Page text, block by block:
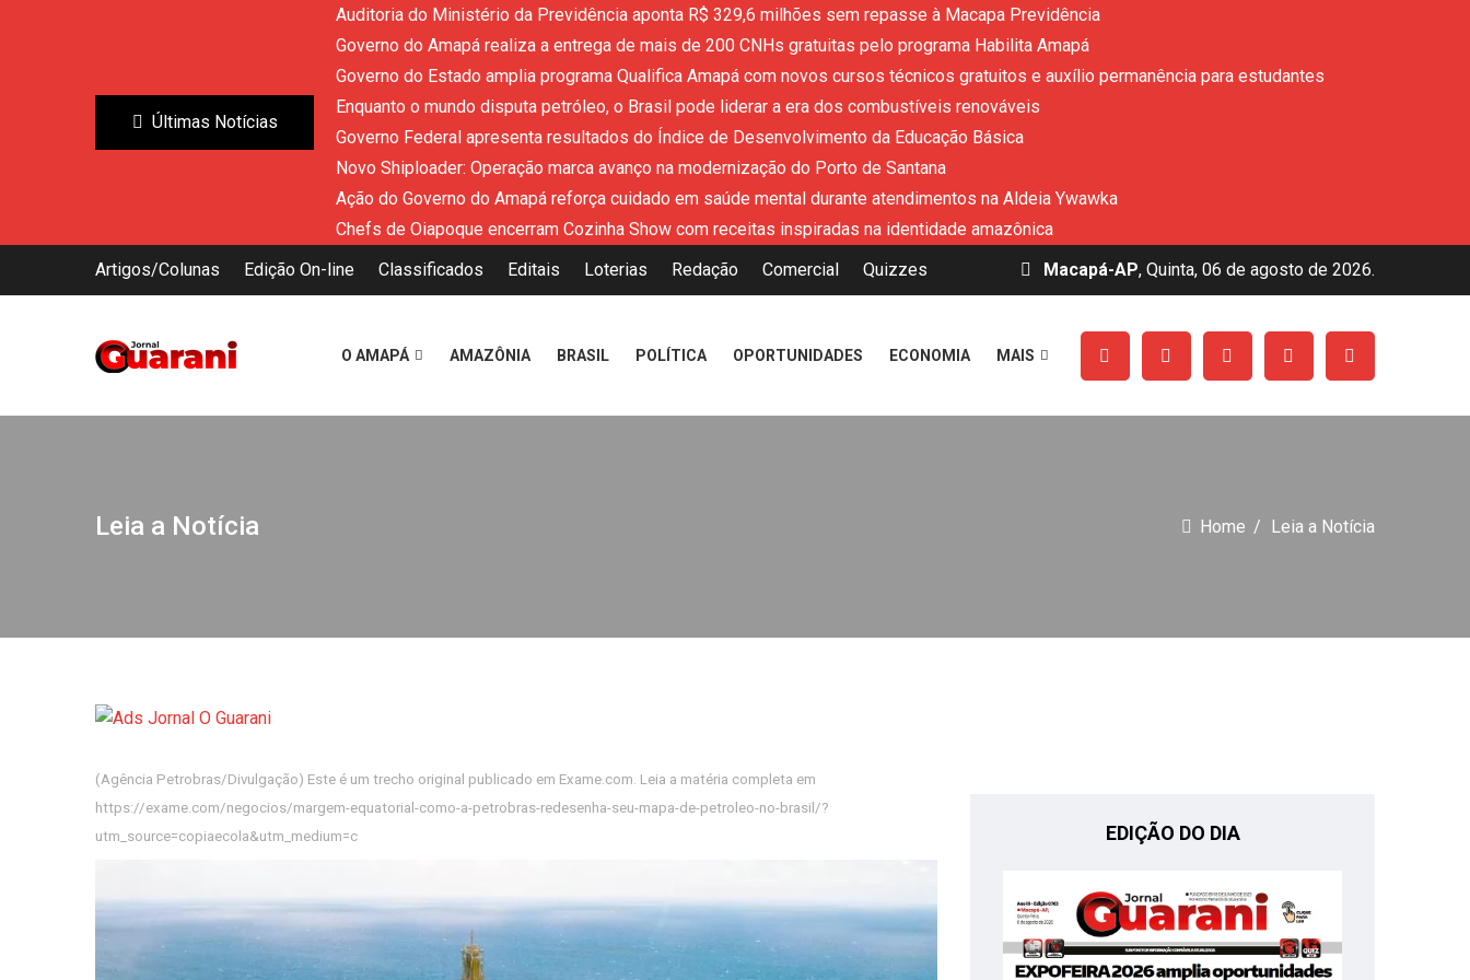
Últimas Notícias
Auditoria do Ministério da Previdência aponta R$ 329,6 milhões sem repasse à Macapa Previdência
Governo do Amapá realiza a entrega de mais de 200 CNHs gratuitas pelo programa Habilita Amapá
Governo do Estado amplia programa Qualifica Amapá com novos cursos técnicos gratuitos e auxílio permanência para estudantes
Enquanto o mundo disputa petróleo, o Brasil pode liderar a era dos combustíveis renováveis
Governo Federal apresenta resultados do Índice de Desenvolvimento da Educação Básica
Novo Shiploader: Operação marca avanço na modernização do Porto de Santana
Ação do Governo do Amapá reforça cuidado em saúde mental durante atendimentos na Aldeia Ywawka
Chefs de Oiapoque encerram Cozinha Show com receitas inspiradas na identidade amazônica
Artigos/Colunas
Edição On-line Classificados Editais Loterias Redação Comercial Quizzes Macapá-AP, Quinta, 06 de agosto de 2026.
O AMAPÁ AMAZÔNIA BRASIL POLÍTICA OPORTUNIDADES ECONOMIA MAIS
Leia a Notícia Home Leia a Notícia
(Agência Petrobras/Divulgação) Este é um trecho original publicado em Exame.com. Leia a matéria completa em
https://exame.com/negocios/margem-equatorial-como-a-petrobras-redesenha-seu-mapa-de-petroleo-no-brasil/?
utm_source=copiaecola&utm_medium=c
EDIÇÃO DO DIA